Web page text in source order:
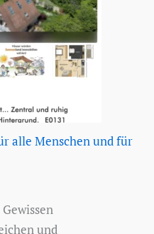
alle Menschen und für
und